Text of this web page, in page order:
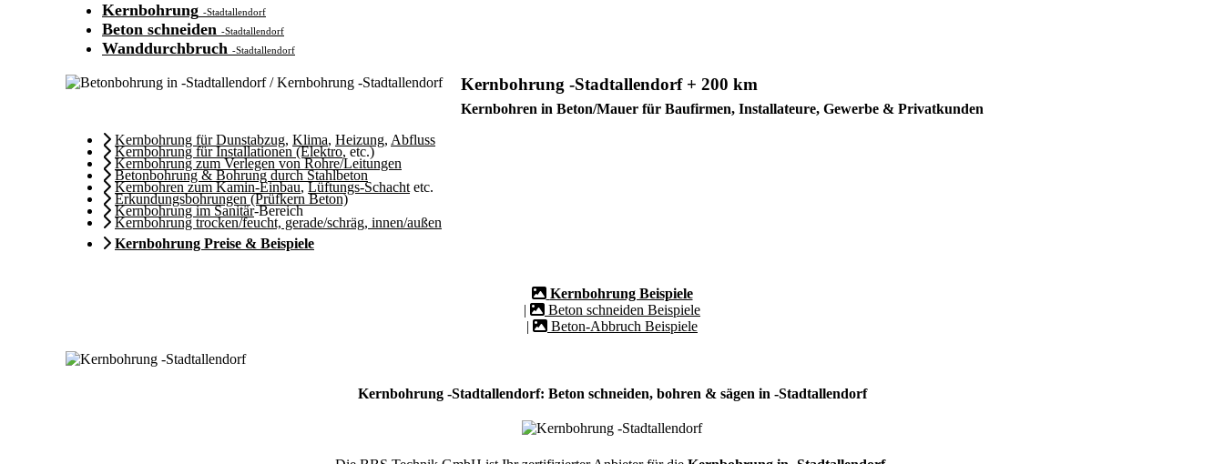
Kernbohrung -Stadtallendorf
Beton schneiden -Stadtallendorf
Wanddurchbruch -Stadtallendorf
Kernbohrung -Stadtallendorf + 200 km
Kernbohren in Beton/Mauer für Baufirmen, Installateure, Gewerbe & Privatkunden
Kernbohrung für Dunstabzug, Klima, Heizung, Abfluss
Kernbohrung für Installationen (Elektro, etc.)
Kernbohrung zum Verlegen von Rohre/Leitungen
Betonbohrung & Bohrung durch Stahlbeton
Kernbohren zum Kamin-Einbau,Lüftungs-Schacht etc.
Erkundungsbohrungen (Prüfkern Beton)
Kernbohrung im Sanitär-Bereich
Kernbohrung trocken/feucht, gerade/schräg, innen/außen
Kernbohrung Preise & Beispiele
Kernbohrung Beispiele
|
Beton schneiden Beispiele
|
Beton-Abbruch Beispiele
Kernbohrung -Stadtallendorf: Beton schneiden, bohren & sägen in -Stadtallendorf